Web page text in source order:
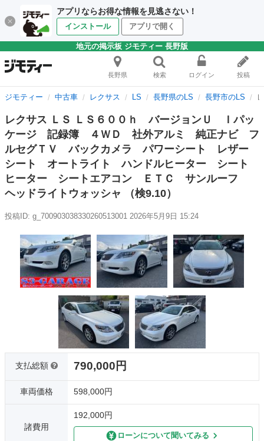
アプリならお得な情報を見逃さない！
インストール アプリで開く
地元の掲示板 ジモティー 長野版
長野県 検索 ログイン 投稿
ジモティー 中古車 レクサス LS 長野県のLS 長野市のLS
レクサス ＬＳ ＬＳ６００ｈ バージョンＵ Ｉパッ
ケージ 記録簿 ４ＷＤ 社外アルミ 純正ナビ フ
ルセグＴＶ バックカメラ パワーシート レザー
シート オートライト ハンドルヒーター シート
ヒーター シートエアコン ＥＴＣ サンルーフ
ヘッドライトウォッシャ （検9.10）
投稿ID: g_700903038330260513001 2026年5月9日 15:24
支払総額 790,000円
車両価格 598,000円
諸費用
192,000円
ローンについて聞いてみる